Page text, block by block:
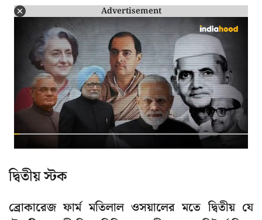
Advertisement
দ্বিতীয় স্টক
ব্রোকারেজ ফার্ম মতিলাল ওসয়ালের মতে দ্বিতীয় যে